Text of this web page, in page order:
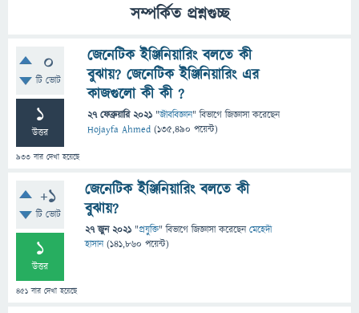
সম্পর্কিত প্রশ্নগুচ্ছ
0
টি ভোট
1
উত্তর
933 বার দেখা হয়েছে
জেনেটিক ইঞ্জিনিয়ারিং বলতে কী
বুঝায়? জেনেটিক ইঞ্জিনিয়ারিং এর
কাজগুলো কী কী ?
27 ফেব্রুয়ারি 2021 "জীববিজ্ঞান" বিভাগে জিজ্ঞাসাকরেছেন
Hojayfa Ahmed (135,490 পয়েন্ট)
+1
টি ভোট
1
উত্তর
451 বার দেখা হয়েছে
জেনেটিক ইঞ্জিনিয়ারিং বলতে কী
বুঝায়?
27 জুন 2021 "প্রযুক্তি" বিভাগে জিজ্ঞাসাকরেছেনমেহেদী
হাসান (141,860 পয়েন্ট)